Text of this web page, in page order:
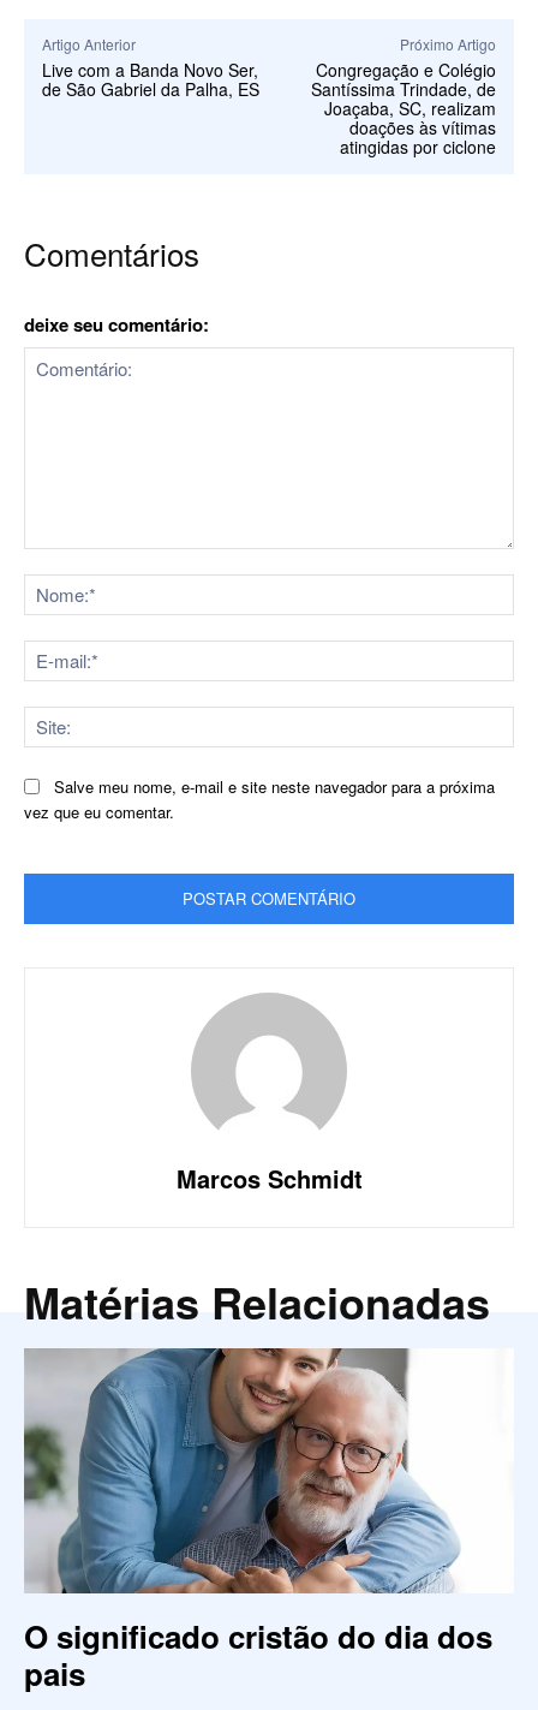
Artigo Anterior
Live com a Banda Novo Ser,
de São Gabriel da Palha, ES
Próximo Artigo
Congregação e Colégio
Santíssima Trindade, de
Joaçaba, SC, realizam
doações às vítimas
atingidas por ciclone
Comentários
deixe seu comentário:
Salve meu nome, e-mail e site neste navegador para a próxima
vez que eu comentar.
Marcos Schmidt
Matérias Relacionadas
O significado cristão do dia dos
pais